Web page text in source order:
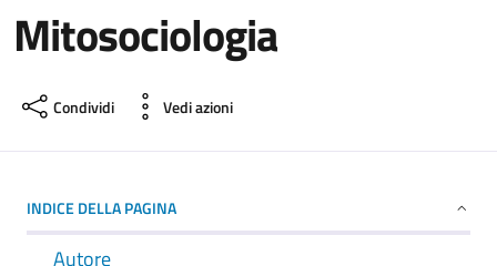
Mitosociologia
Condividi Vedi azioni
INDICE DELLA PAGINA
Autore